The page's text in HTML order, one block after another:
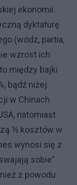
ekonomii.
dyktaturę
(wódz, partia,
wzrost ich
między bajki
bądź niżej.
w Chinach
natomiast
⅕ kosztów w
wynosi się z
sobie”
z powodu